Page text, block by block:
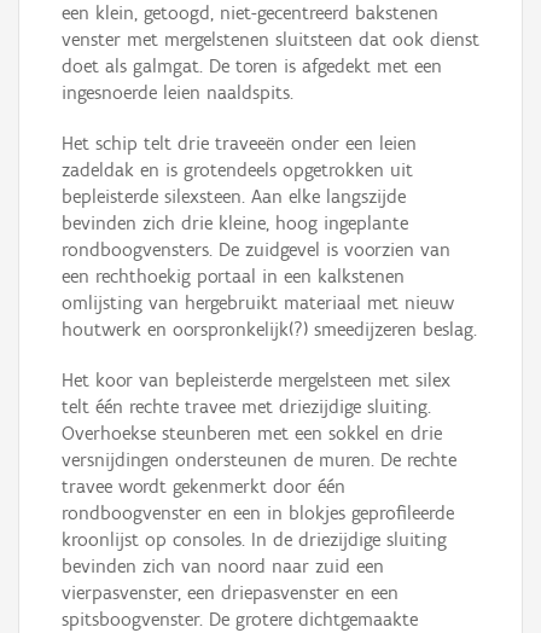
een klein, getoogd, niet-gecentreerd bakstenen
venster met mergelstenen sluitsteen dat ook dienst
doet als galmgat. De toren is afgedekt met een
ingesnoerde leien naaldspits.
Het schip telt drie traveeën onder een leien
zadeldak en is grotendeels opgetrokken uit
bepleisterde silexsteen. Aan elke langszijde
bevinden zich drie kleine, hoog ingeplante
rondboogvensters. De zuidgevel is voorzien van
een rechthoekig portaal in een kalkstenen
omlijsting van hergebruikt materiaal met nieuw
houtwerk en oorspronkelijk(?) smeedijzeren beslag.
Het koor van bepleisterde mergelsteen met silex
telt één rechte travee met driezijdige sluiting.
Overhoekse steunberen met een sokkel en drie
versnijdingen ondersteunen de muren. De rechte
travee wordt gekenmerkt door één
rondboogvenster en een in blokjes geprofileerde
kroonlijst op consoles. In de driezijdige sluiting
bevinden zich van noord naar zuid een
vierpasvenster, een driepasvenster en een
spitsboogvenster. De grotere dichtgemaakte